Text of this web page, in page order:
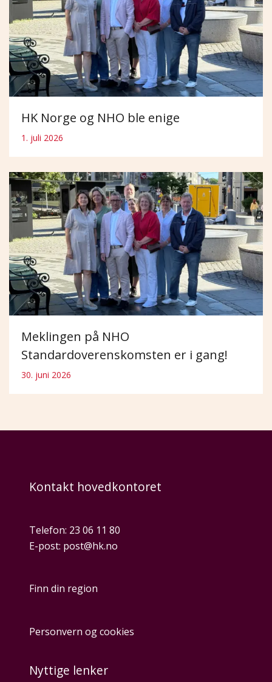
HK Norge og NHO ble enige
1. juli 2026
Meklingen på NHO
Standardoverenskomsten er i gang!
30. juni 2026
Kontakt hovedkontoret
Telefon: 23 06 11 80
E-post: post@hk.no
Finn din region
Personvern og cookies
Nyttige lenker